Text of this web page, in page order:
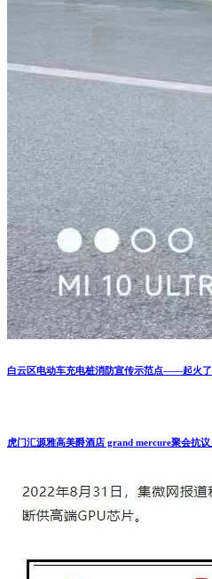
白云区电动车充电桩消防宣传示范点——起火了